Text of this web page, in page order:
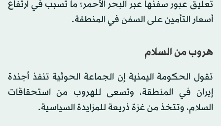
تعليق عبور سفنها عبر البحر الأحمر؛ ما تسبب في ارتفاع
أسعار التأمين على السفن في المنطقة.
هروب من السلام
تقول الحكومة اليمنية إن الجماعة الحوثية تنفذ أجندة
إيران في المنطقة، وتسعى للهروب من استحقاقات
السلام، وتتخذ من غزة ذريعة للمزايدة السياسية.